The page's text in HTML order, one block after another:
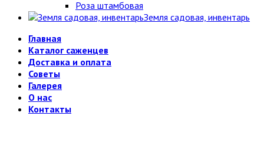
Роза штамбовая
Земля садовая, инвентарь
Главная
Каталог саженцев
Доставка и оплата
Советы
Галерея
О нас
Контакты